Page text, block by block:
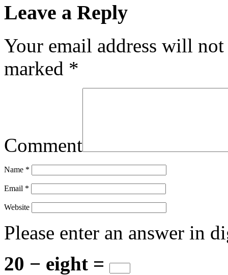
Leave a Reply
Your email address will
marked *
Comment
Name *
Email *
Website
Please enter an answer in
20 − eight =